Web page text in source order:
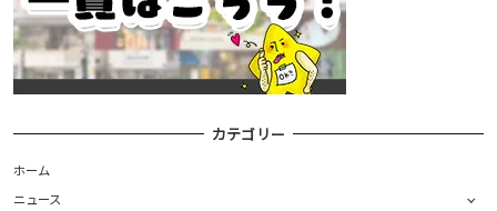
カテゴリー
ホーム
ニュース